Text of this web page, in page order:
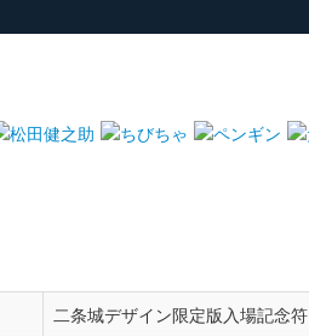
二条城デザイン限定版入場記念符